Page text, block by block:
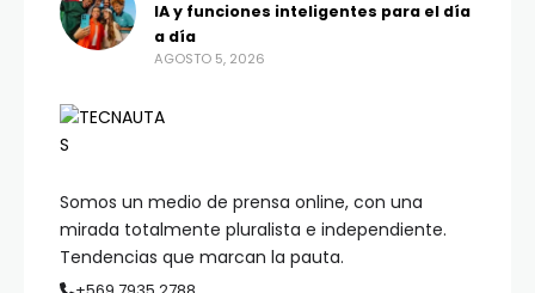
Somos un medio de prensa online, con una
mirada totalmente pluralista e independiente.
Tendencias que marcan la pauta.
IA y funciones inteligentes para el día
a día
AGOSTO 5, 2026